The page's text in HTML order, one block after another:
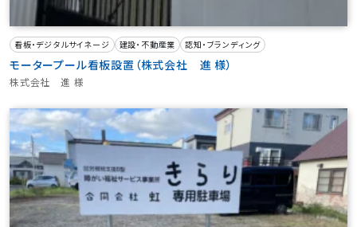
看板・デジタルサイネージ 建設・不動産業 認知・ブランディング
モータープール看板設置（株式会社 進 様）
株式会社 進 様